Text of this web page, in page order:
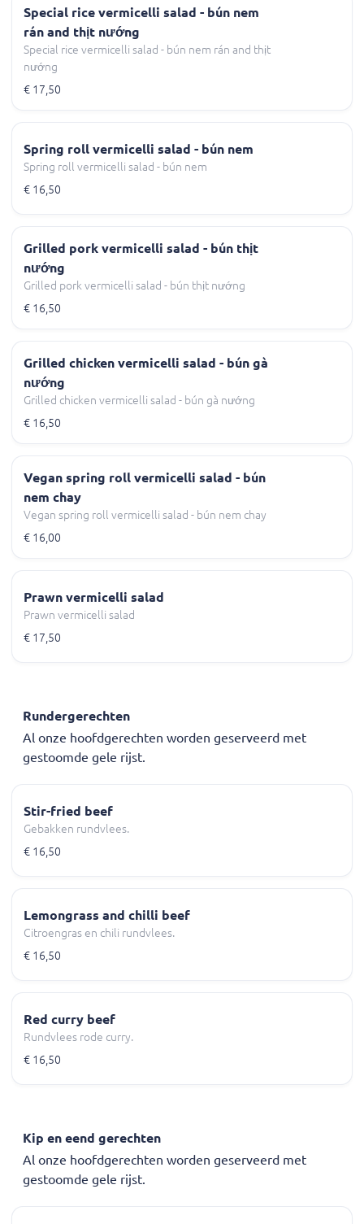
Special rice vermicelli salad - bún nem
rán and thịt nướng
Special rice vermicelli salad - bún nem rán and thịt
nướng
€ 17,50
Spring roll vermicelli salad - bún nem
Spring roll vermicelli salad - bún nem
€ 16,50
Grilled pork vermicelli salad - bún thịt
nướng
Grilled pork vermicelli salad - bún thịt nướng
€ 16,50
Grilled chicken vermicelli salad - bún gà
nướng
Grilled chicken vermicelli salad - bún gà nướng
€ 16,50
Vegan spring roll vermicelli salad - bún
nem chay
Vegan spring roll vermicelli salad - bún nem chay
€ 16,00
Prawn vermicelli salad
Prawn vermicelli salad
€ 17,50
Rundergerechten
Al onze hoofdgerechten worden geserveerd met
gestoomde gele rijst.
Stir-fried beef
Gebakken rundvlees.
€ 16,50
Lemongrass and chilli beef
Citroengras en chili rundvlees.
€ 16,50
Red curry beef
Rundvlees rode curry.
€ 16,50
Kip en eend gerechten
Al onze hoofdgerechten worden geserveerd met
gestoomde gele rijst.